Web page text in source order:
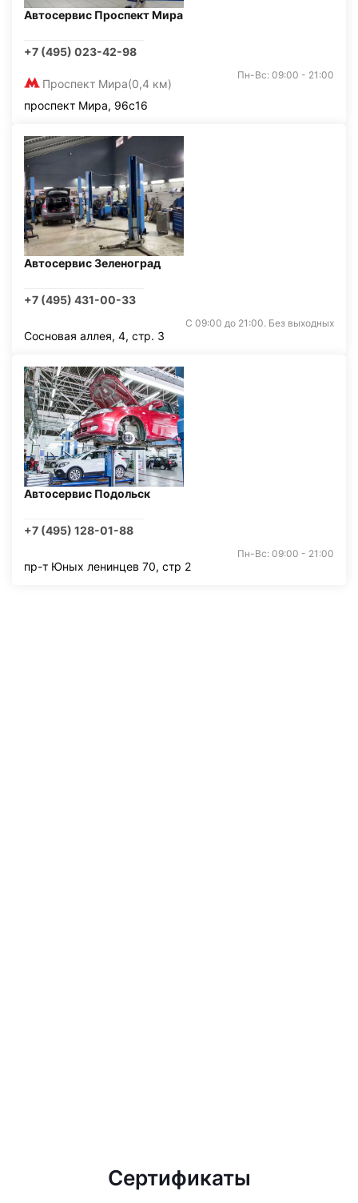
Автосервис Проспект Мира
+7 (495) 023-42-98
Проспект Мира(0,4 км)
Пн-Вс: 09:00 - 21:00
проспект Мира, 96с16
Автосервис Зеленоград
+7 (495) 431-00-33
С 09:00 до 21:00. Без выходных
Сосновая аллея, 4, стр. 3
Автосервис Подольск
+7 (495) 128-01-88
Пн-Вс: 09:00 - 21:00
пр-т Юных ленинцев 70, стр 2
Сертификаты